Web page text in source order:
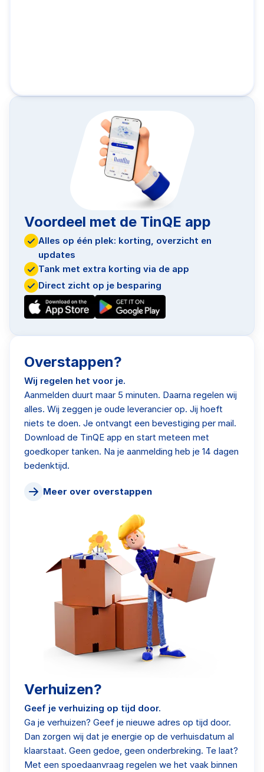
Voordeel met de TinQE app
Alles op één plek: korting, overzicht en
updates
Tank met extra korting via de app
Direct zicht op je besparing
Overstappen?
Wij regelen het voor je.
Aanmelden duurt maar 5 minuten. Daarna regelen wij
alles. Wij zeggen je oude leverancier op. Jij hoeft
niets te doen. Je ontvangt een bevestiging per mail.
Download de TinQE app en start meteen met
goedkoper tanken. Na je aanmelding heb je 14 dagen
bedenktijd.
Meer over overstappen
Verhuizen?
Geef je verhuizing op tijd door.
Ga je verhuizen? Geef je nieuwe adres op tijd door.
Dan zorgen wij dat je energie op de verhuisdatum al
klaarstaat. Geen gedoe, geen onderbreking. Te laat?
Met een spoedaanvraag regelen we het vaak binnen